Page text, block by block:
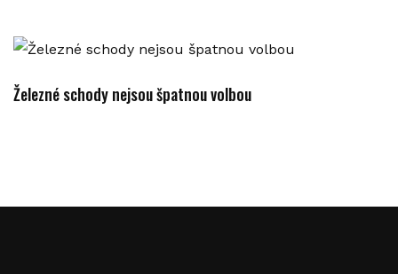
Železné schody nejsou špatnou volbou